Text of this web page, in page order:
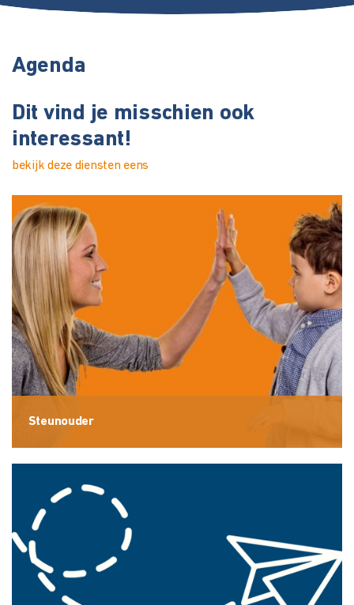
Agenda
Dit vind je misschien ook
interessant!
bekijk deze diensten eens
Steunouder